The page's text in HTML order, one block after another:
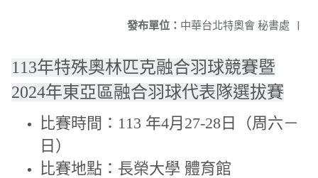
發布單位： 中華台北特奧會 秘書處 |
113年特殊奧林匹克融合羽球競賽暨
2024年東亞區融合羽球代表隊選拔賽
比賽時間：113 年4月27-28日（周六－
日）
比賽地點：長榮大學 體育館